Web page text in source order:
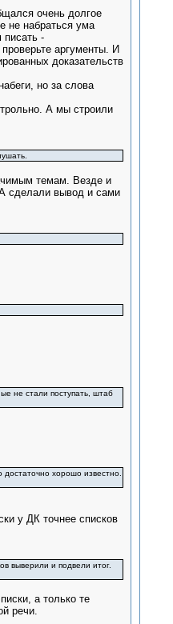
очень долгое
не набраться ума
-
аргументы. И
доказательств
но за слова
А мы строили
темам. Везде и
сделали вывод и сами
не стали поступать, штаб
хорошо известно.
у ДК точнее списков
выверили и подвели итог.
а только те
речи.